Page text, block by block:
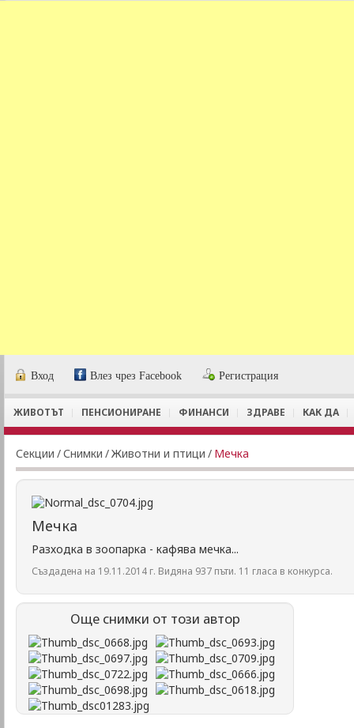
Вход Влез чрез Facebook Регистрация
ЖИВОТЪТ ПЕНСИОНИРАНЕ ФИНАНСИ ЗДРАВЕ КАК ДА
Секции /Снимки /Животни и птици / Мечка
Мечка
Разходка в зоопарка - кафява мечка...
Създадена на 19.11.2014 г. Видяна 937 пъти. 11 гласа в конкурса.
Още снимки от този автор